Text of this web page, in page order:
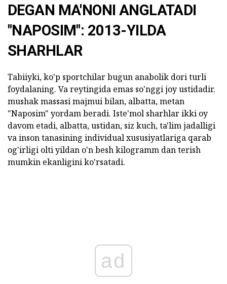
DEGAN MA'NONI ANGLATADI
"NAPOSIM": 2013-YILDA
SHARHLAR
Tabiiyki, ko'p sportchilar bugun anabolik dori turli
foydalaning. Va reytingida emas so'nggi joy ustidadir.
mushak massasi majmui bilan, albatta, metan
"Naposim" yordam beradi. Iste'mol sharhlar ikki oy
davom etadi, albatta, ustidan, siz kuch, ta'lim jadalligi
va inson tanasining individual xususiyatlariga qarab
og'irligi olti yildan o'n besh kilogramm dan terish
mumkin ekanligini ko'rsatadi.
ad